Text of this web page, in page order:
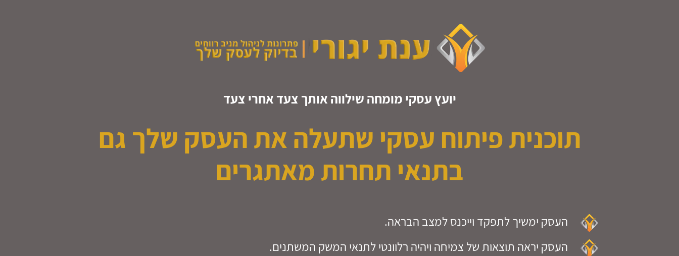
יועץ עסקי מומחה שילווה אותך צעד אחרי צעד
תוכנית פיתוח עסקי שתעלה את העסק שלך גם
בתנאי תחרות מאתגרים
העסק ימשיך לתפקד וייכנס למצב הבראה.
העסק יראה תוצאות של צמיחה ויהיה רלוונטי לתנאי המשק המשתנים.